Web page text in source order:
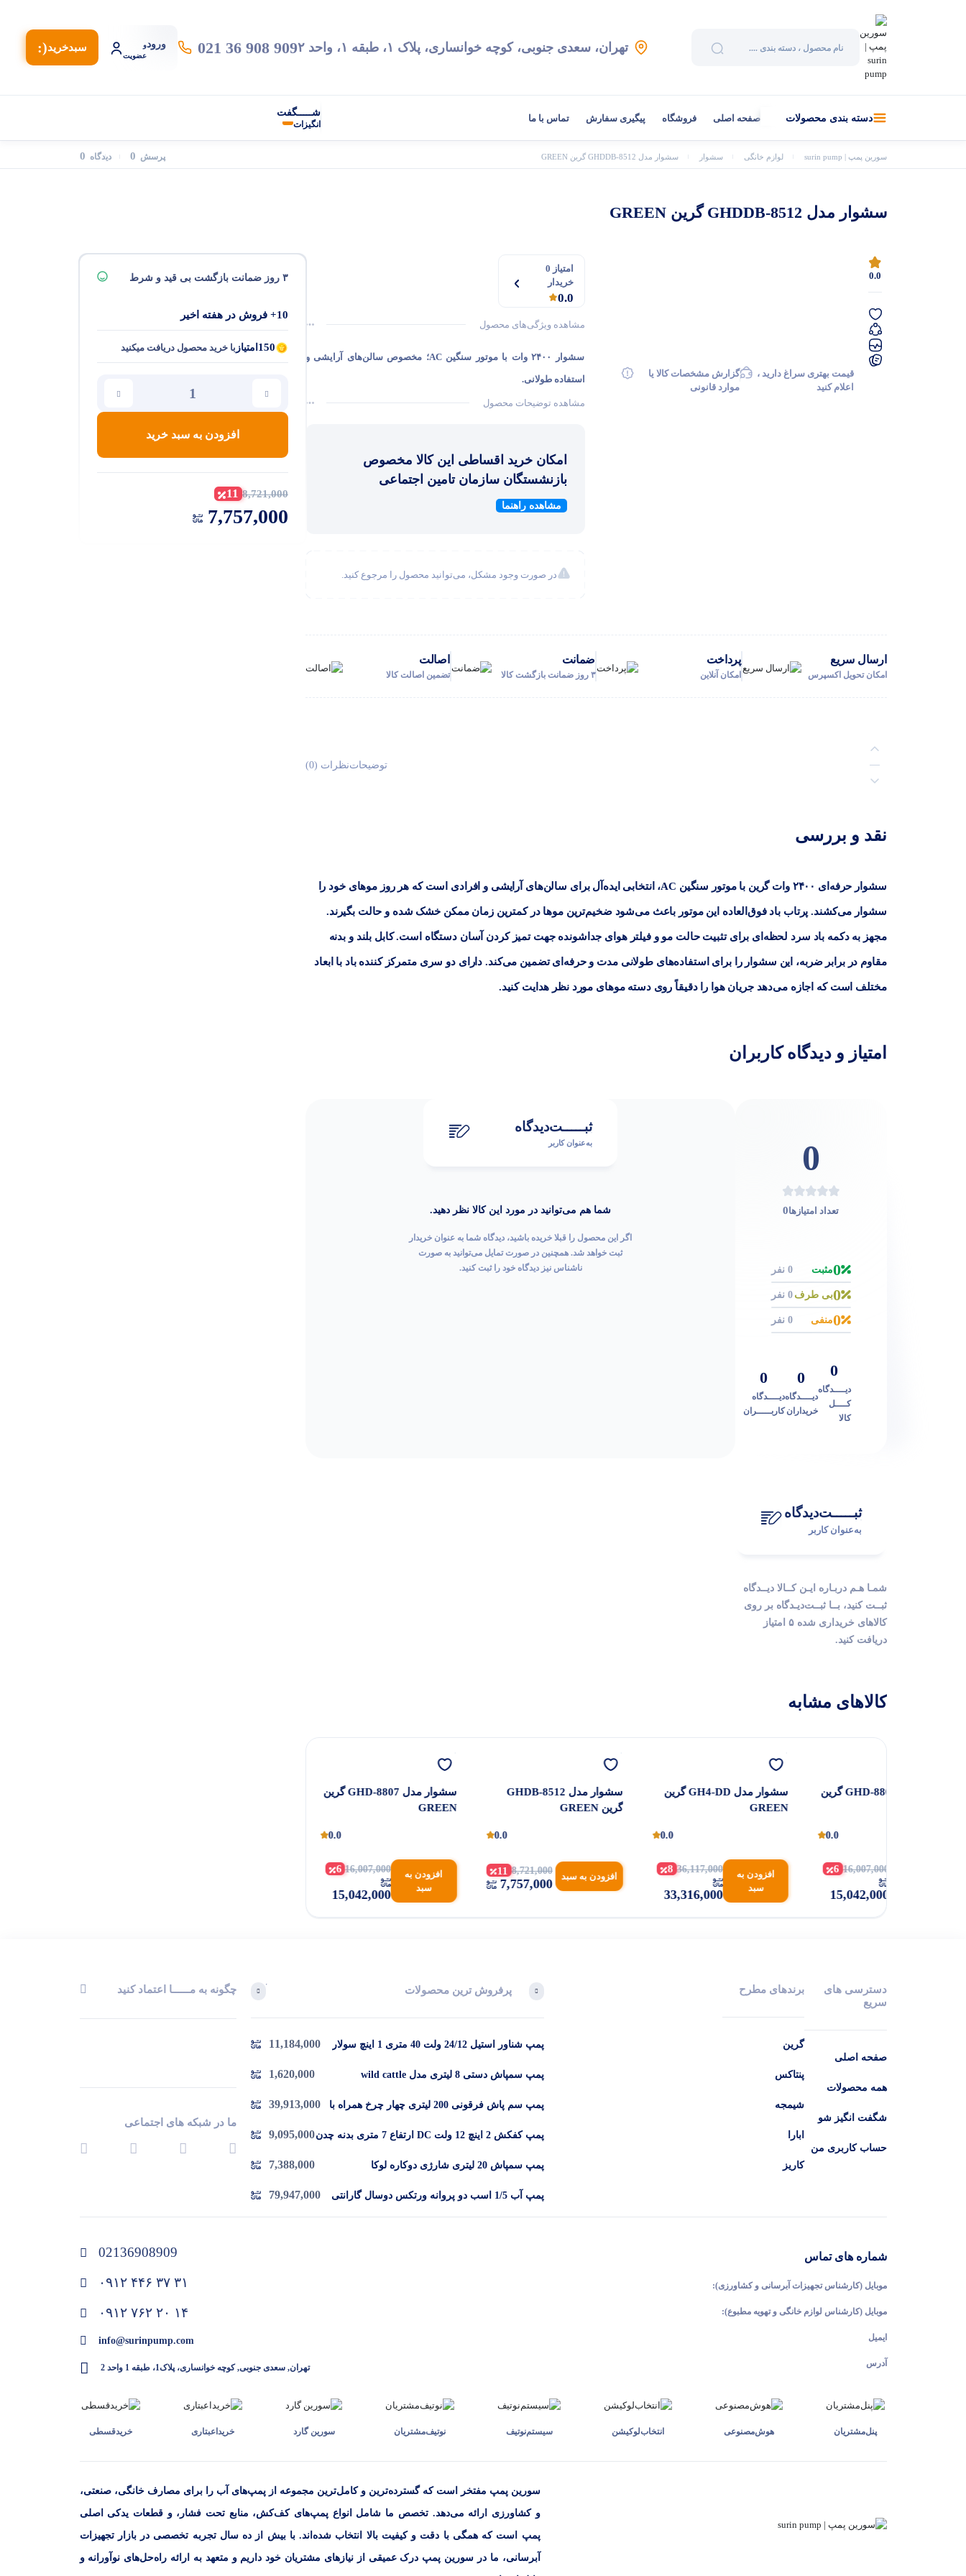
تهران، سعدی جنوبی، کوچه خوانساری، پلاک ۱، طبقه ۱، واحد ۲ 021 36 908 909 ورودو
عضویت
سبد‌خرید(:
دسته بندی محصولات صفحه اصلی فروشگاه پیگیری سفارش تماس با ما شـــــگفت
انگیزات
سورین پمپ | surin pump لوازم خانگی سشوار سشوار مدل GHDDB-8512 گرین GREEN پرسش 0 دیدگاه 0
سشوار مدل GHDDB-8512 گرین GREEN
0.0
قیمت بهتری سراغ دارید ،
اعلام کنید
گزارش مشخصات کالا یا
موارد قانونی
امتیاز 0
خریدار
0.0
مشاهده ویژگی‌های محصول
سشوار ۲۴۰۰ وات با موتور سنگین AC؛ مخصوص سالن‌های آرایشی و
استفاده طولانی.
مشاهده توضیحات محصول
امکان خرید اقساطی این کالا مخصوص
بازنشستگان سازمان تامین اجتماعی
مشاهده راهنما
در صورت وجود مشکل، می‌توانید محصول را مرجوع کنید.
ارسال سریع
امکان تحویل اکسپرس
پرداخت
امکان آنلاین
ضمانت
۳ روز ضمانت بازگشت کالا
اصالت
تضمین اصالت کالا
نظرات (0)
توضیحاتنظرات (0)
نقد و بررسی
سشوار حرفه‌ای ۲۴۰۰ وات گرین با موتور سنگین AC، انتخابی ایده‌آل برای سالن‌های آرایشی و افرادی است که هر روز موهای خود را
سشوار می‌کشند. پرتاب باد فوق‌العاده این موتور باعث می‌شود ضخیم‌ترین موها در کمترین زمان ممکن خشک شده و حالت بگیرند.
مجهز به دکمه باد سرد لحظه‌ای برای تثبیت حالت مو و فیلتر هوای جداشونده جهت تمیز کردن آسان دستگاه است. کابل بلند و بدنه
مقاوم در برابر ضربه، این سشوار را برای استفاده‌های طولانی مدت و حرفه‌ای تضمین می‌کند. دارای دو سری متمرکز کننده باد با ابعاد
مختلف است که اجازه می‌دهد جریان هوا را دقیقاً روی دسته موهای مورد نظر هدایت کنید.
امتیاز و دیدگاه کاربران
0
تعداد امتیازها0
0مثبت 0 نفر
0بی طرف 0 نفر
0منفی 0 نفر
0
دیــــدگاه
کــــل
کالا
0
دیــــدگاه
خریداران
0
دیــــدگاه
کاربـــــران
ثبـــــت‌دیدگاه
به‌عنوان کاربر
شمـا هـم دربـاره ایـن کــالا دیــدگاه
ثبــت کنید، بــا ثبــت‌دیـدگاه بر روی
کالاهای خریداری شده ۵ امتیاز
دریافت کنید.
ثبـــــت‌دیدگاه
به‌عنوان کاربر
شما هم می‌توانید در مورد این کالا نظر دهید.
اگر این محصول را قبلا خریده باشید، دیدگاه شما به عنوان خریدار
ثبت خواهد شد. همچنین در صورت تمایل می‌توانید به صورت
ناشناس نیز دیدگاه خود را ثبت کنید.
کالاهای مشابه
سشوار مدل GHD-8807 گرین
0.0
16,007,000
6
15,042,000
سشوار مدل GH4-DD گرین
GREEN
0.0
افزودن به
سبد
36,117,000
8
33,316,000
سشوار مدل GHDB-8512
گرین GREEN
0.0
افزودن به سبد
8,721,000
11
7,757,000
سشوار مدل GHD-8807 گرین
GREEN
0.0
افزودن به
سبد
16,007,000
6
15,042,000
۳ روز ضمانت بازگشت بی قید و شرط
10+ فروش در هفته اخیر
150 امتیاز با خرید محصول دریافت میکنید
افزودن به سبد خرید
8,721,000
11
7,757,000
دسترسی های
سریع
صفحه اصلی
همه محصولات
شگفت انگیز شو
حساب کاربری من
برندهای مطرح
گرین
پنتاکس
شیمجه
ابارا
کاریز
پرفروش ترین محصولات آخرین محصولاتی که بازدید کردید
پمپ شناور استیل 24/12 ولت 40 متری 1 اینچ سولار 11,184,000
پمپ سمپاش دستی 8 لیتری مدل wild cattle 1,620,000
پمپ سم پاش فرقونی 200 لیتری چهار چرخ همراه با
39,913,000
پمپ کفکش 2 اینچ 12 ولت DC ارتفاع 7 متری بدنه چدن9,095,000
پمپ سمپاش 20 لیتری شارژی دوکاره لوکا 7,388,000
پمپ آب 1/5 اسب دو پروانه ورتکس دوسال گارانتی
79,947,000
چگونه به مــــــا اعتماد کنید
ما در شبکه های اجتماعی
شماره های تماس
موبایل (کارشناس تجهیزات آبرسانی و کشاورزی):
موبایل (کارشناس لوازم خانگی و تهویه مطبوع):
ایمیل
آدرس
02136908909
۰۹۱۲ ۴۴۶ ۳۷ ۳۱
۰۹۱۲ ۷۶۲ ۲۰ ۱۴
info@surinpump.com
تهران, سعدی جنوبی, کوچه خوانساری، پلاک1، طبقه 1 واحد 2
پنل‌مشتریان هوش‌مصنوعی انتخاب‌لوکیشن سیستم‌نوتیف نوتیف‌مشتریان سورین گارد خرید‌اعبتاری خرید‌قسطی
سورین پمپ مفتخر است که گسترده‌ترین و کامل‌ترین مجموعه از پمپ‌های آب را برای مصارف خانگی، صنعتی،
و کشاورزی ارائه می‌دهد. تخصص ما شامل انواع پمپ‌های کف‌کش، منابع تحت فشار، و قطعات یدکی اصلی
پمپ است که همگی با دقت و کیفیت بالا انتخاب شده‌اند. با بیش از ده سال تجربه تخصصی در بازار تجهیزات
آبرسانی، ما در سورین پمپ درک عمیقی از نیازهای مشتریان خود داریم و متعهد به ارائه راه‌حل‌های نوآورانه و